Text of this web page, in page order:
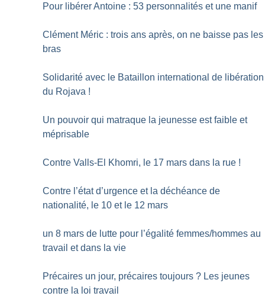
Pour libérer Antoine : 53 personnalités et une manif
Clément Méric : trois ans après, on ne baisse pas les
bras
Solidarité avec le Bataillon international de libération
du Rojava !
Un pouvoir qui matraque la jeunesse est faible et
méprisable
Contre Valls-El Khomri, le 17 mars dans la rue !
Contre l’état d’urgence et la déchéance de
nationalité, le 10 et le 12 mars
un 8 mars de lutte pour l’égalité femmes/hommes au
travail et dans la vie
Précaires un jour, précaires toujours ? Les jeunes
contre la loi travail